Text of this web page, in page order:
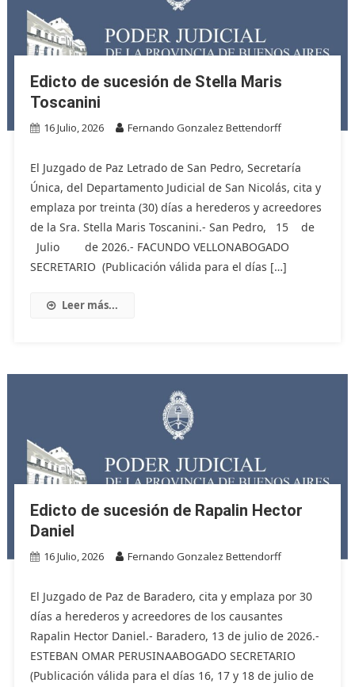
Edicto de sucesión de Stella Maris
Toscanini
16 Julio, 2026 Fernando Gonzalez Bettendorff
El Juzgado de Paz Letrado de San Pedro, Secretaría
Única, del Departamento Judicial de San Nicolás, cita y
emplaza por treinta (30) días a herederos y acreedores
de la Sra. Stella Maris Toscanini.- San Pedro, 15 de
Julio de 2026.- FACUNDO VELLONABOGADO
SECRETARIO (Publicación válida para el días […]
Leer más...
Edicto de sucesión de Rapalin Hector
Daniel
16 Julio, 2026 Fernando Gonzalez Bettendorff
El Juzgado de Paz de Baradero, cita y emplaza por 30
días a herederos y acreedores de los causantes
Rapalin Hector Daniel.- Baradero, 13 de julio de 2026.-
ESTEBAN OMAR PERUSINAABOGADO SECRETARIO
(Publicación válida para el días 16, 17 y 18 de julio de